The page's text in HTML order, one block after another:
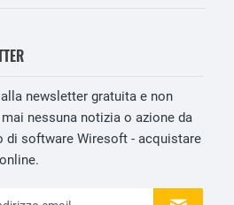
newsletter gratuita e non
mai nessuna notizia o azione da
di software Wiresoft - acquistare